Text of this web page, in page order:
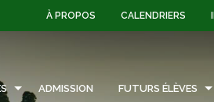
À PROPOS CALENDRIERS
ADMISSION FUTURS ÉLÈVES